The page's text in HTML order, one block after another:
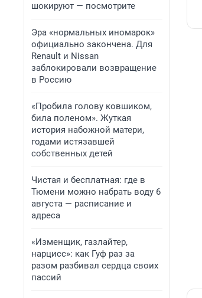
шокируют — посмотрите
Эра «нормальных иномарок»
официально закончена. Для
Renault и Nissan
заблокировали возвращение
в Россию
«Пробила голову ковшиком,
била поленом». Жуткая
история набожной матери,
годами истязавшей
собственных детей
Чистая и бесплатная: где в
Тюмени можно набрать воду 6
августа — расписание и
адреса
«Изменщик, газлайтер,
нарцисс»: как Гуф раз за
разом разбивал сердца своих
пассий